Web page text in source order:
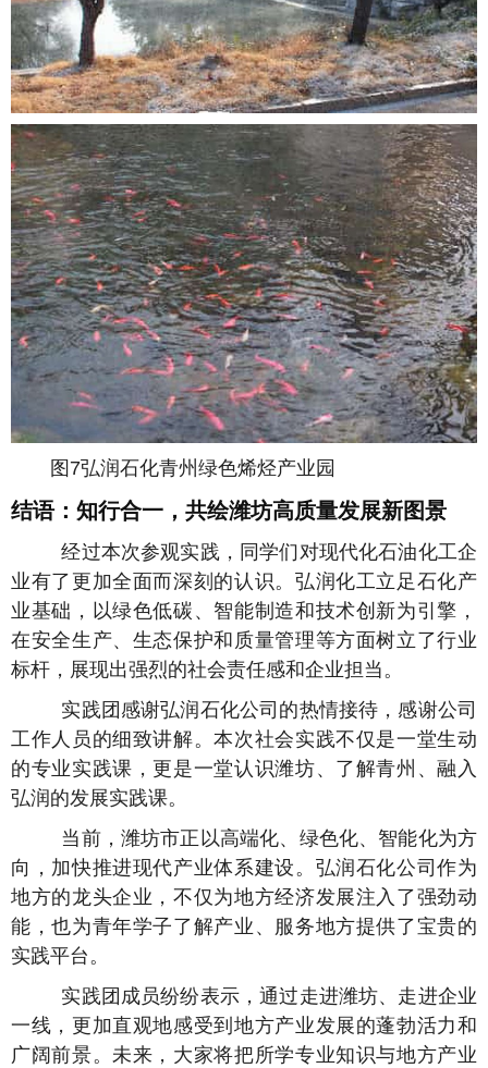
图7弘润石化青州绿色烯烃产业园
结语：知行合一，共绘潍坊高质量发展新图景
经过本次参观实践，同学们对现代化石油化工企
业有了更加全面而深刻的认识。弘润化工立足石化产
业基础，以绿色低碳、智能制造和技术创新为引擎，
在安全生产、生态保护和质量管理等方面树立了行业
标杆，展现出强烈的社会责任感和企业担当。
实践团感谢弘润石化公司的热情接待，感谢公司
工作人员的细致讲解。本次社会实践不仅是一堂生动
的专业实践课，更是一堂认识潍坊、了解青州、融入
弘润的发展实践课。
当前，潍坊市正以高端化、绿色化、智能化为方
向，加快推进现代产业体系建设。弘润石化公司作为
地方的龙头企业，不仅为地方经济发展注入了强劲动
能，也为青年学子了解产业、服务地方提供了宝贵的
实践平台。
实践团成员纷纷表示，通过走进潍坊、走进企业
一线，更加直观地感受到地方产业发展的蓬勃活力和
广阔前景。未来，大家将把所学专业知识与地方产业